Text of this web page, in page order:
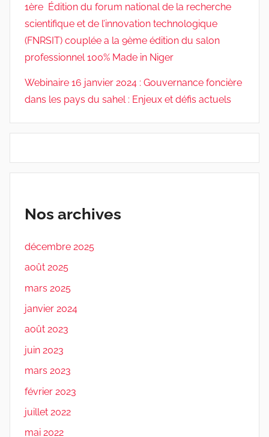
1ère Édition du forum national de la recherche
scientifique et de l’innovation technologique
(FNRSIT) couplée a la 9ème édition du salon
professionnel 100% Made in Niger
Webinaire 16 janvier 2024 : Gouvernance foncière
dans les pays du sahel : Enjeux et défis actuels
Nos archives
décembre 2025
août 2025
mars 2025
janvier 2024
août 2023
juin 2023
mars 2023
février 2023
juillet 2022
mai 2022